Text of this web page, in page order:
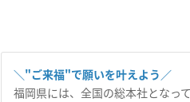
＼"ご来福"で願いを叶えよう／
福岡県には、全国の総本社となっ